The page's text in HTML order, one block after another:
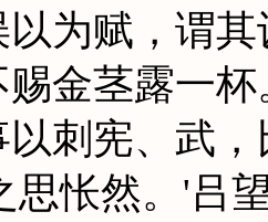
为赋，谓
金茎露一
刺宪、武
思怅然。'吕